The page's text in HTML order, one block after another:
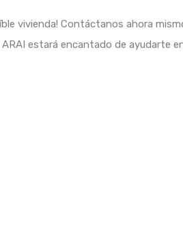
vivienda! Contáctanos ahora
estará encantado de ayudarte